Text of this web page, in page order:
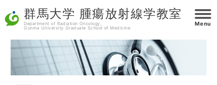
群馬大学 腫瘍放射線学教室
Department of Radiation Oncology,
Gunma University Graduate School of Medicine
Menu